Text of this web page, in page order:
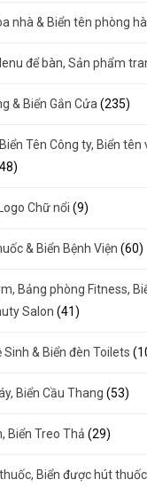
nhà & Biển tên phòng
để bàn, Sản phẩm
& Biển Gắn Cửa (235)
Tên Công ty, Biển tên
Chữ nổi (9)
& Biển Bệnh Viện (60)
Bảng phòng Fitness,
Salon (41)
Sinh & Biển đèn Toilets
Biển Cầu Thang (53)
Biển Treo Thả (29)
Biển được hút thuốc